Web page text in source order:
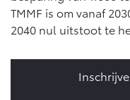
TMMF is om vanaf
2040 nul uitstoot te